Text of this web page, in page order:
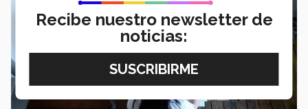
Recibe nuestro newsletter de
noticias: